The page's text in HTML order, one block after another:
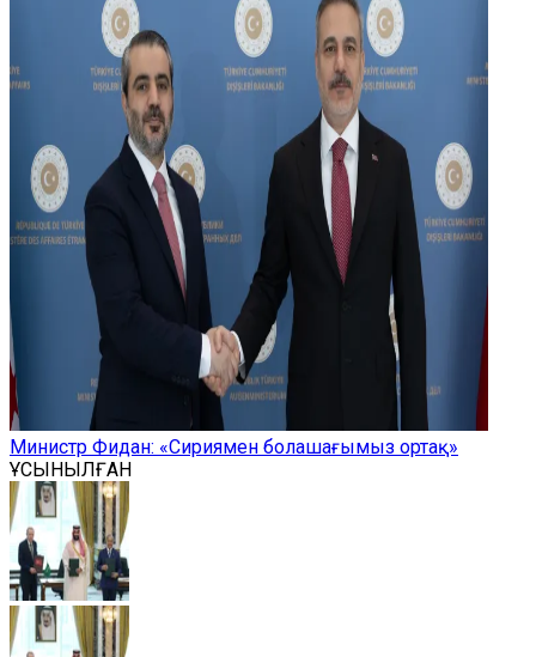
Министр Фидан: «Сириямен болашағымыз ортақ»
ҰСЫНЫЛҒАН